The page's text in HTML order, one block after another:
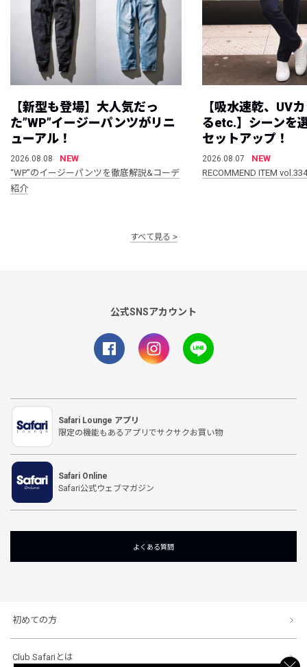
【新型も登場】大人気だっ
た”WP”イージーパンツがリニ
ューアル！
2026.08.08
NEW
“WP”のイージーパンツを徹底解説&コーデ
紹介
【吸水速乾、UV
るetc.】シーンを
セットアップ！
2026.08.07
NEW
RECOMMEND ITEM vol.334
すべて見る
公式SNSアカウント
Safari Lounge アプリ
限定の機能もあるアプリでサクサクお買い物
Safari Online
Safari公式ウェブマガジン
よくある質問
初めての方
Club Safariとは